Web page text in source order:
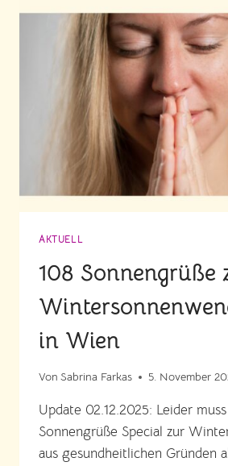
AKTUELL
108 Sonnengrüße
in Wien
Von Sabrina Farkas 5. November
Update 02.12.2025: Leider
Sonnengrüße Special zur
aus gesundheitlichen Gründen